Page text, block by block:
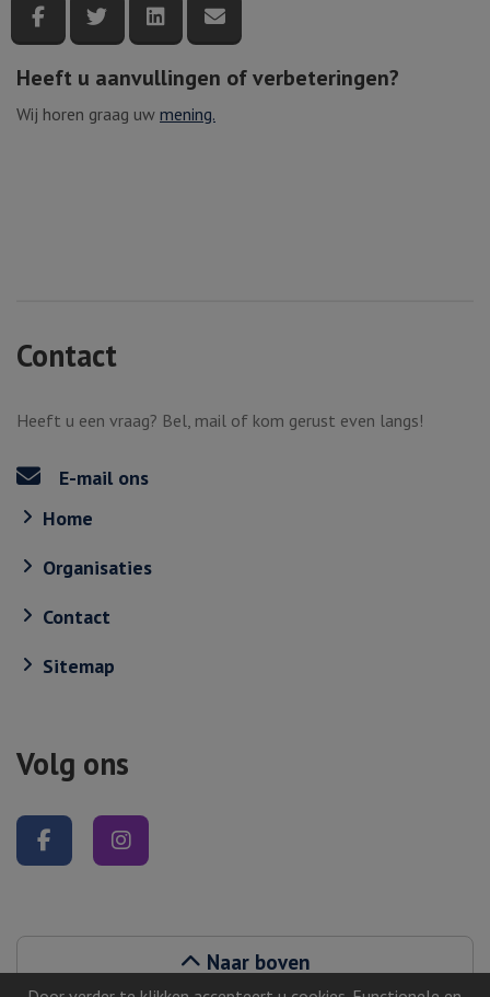
Deel deze pagina via Facebook
Deel deze pagina via Twitter
Deel deze pagina via LinkedIn
Heeft u aanvullingen of verbeteringen?
Wij horen graag uw mening.
Contact
Heeft u een vraag? Bel, mail of kom gerust even langs!
E-mail ons
Home
Organisaties
Contact
Sitemap
Volg ons
Volg ons op Facebook
Naar boven